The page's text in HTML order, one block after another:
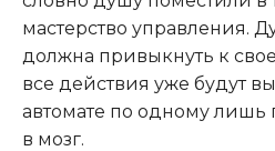
мастерство управления.
должна привыкнуть к
все действия уже будут
автомате по одному
в мозг.